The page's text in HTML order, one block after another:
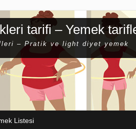
tarifi – Yemek
– Pratik ve light diyet yemek
Listesi